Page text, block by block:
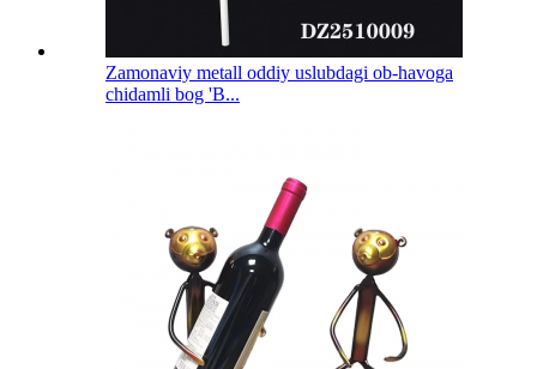
Zamonaviy metall oddiy uslubdagi ob-havoga
chidamli bog 'B...